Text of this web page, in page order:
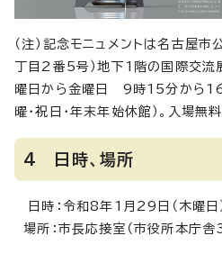
（注）記念モニュメントは名古屋
丁目2番5号）地下1階の国際交流
曜日から金曜日 9時15分から16
曜・祝日・年末年始休館）。入場無料
4 日時、場所
日時：令和8年1月29日（木曜日
場所：市長応接室（市役所本庁舎